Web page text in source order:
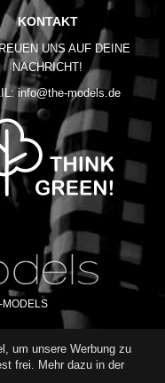
KONTAKT
UNS AUF DEINE
NACHRICHT!
info@the-models.de
MODELS
um unsere Werbung zu
frei. Mehr dazu in der